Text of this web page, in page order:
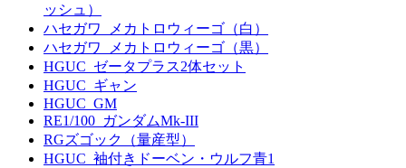
ッシュ）
ハセガワ_メカトロウィーゴ（白）
ハセガワ_メカトロウィーゴ（黒）
HGUC_ゼータプラス2体セット
HGUC_ギャン
HGUC_GM
RE1/100_ガンダムMk-III
RGズゴック（量産型）
HGUC_袖付きドーベン・ウルフ青1